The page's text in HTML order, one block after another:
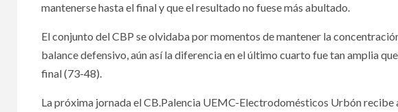
mantenerse hasta el final y que el resultado no fuese más abultado.
El conjunto del CBP se olvidaba por momentos de mantener la
balance defensivo, aún así la diferencia en el último cuarto fue tan amplia
final (73-48).
La próxima jornada el CB.Palencia UEMC-Electrodomésticos Urbón